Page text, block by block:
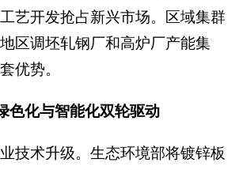
艺开发抢占新兴市场。区域集群
区调坯轧钢厂和高炉厂产能集
优势。
色化与智能化双轮驱动
技术升级。生态环境部将镀锌板